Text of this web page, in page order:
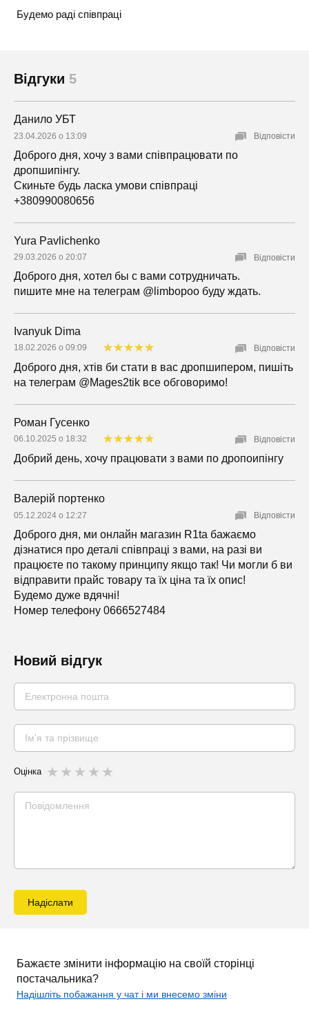
Будемо раді співпраці
Відгуки 5
Данило УБТ
23.04.2026 о 13:09
Доброго дня, хочу з вами співпрацювати по
дропшипінгу.
Скиньте будь ласка умови співпраці
+380990080656
Відповісти
Yura Pavlichenko
29.03.2026 о 20:07
Доброго дня, хотел бы с вами сотрудничать.
пишите мне на телеграм @limbopoo буду ждать.
Відповісти
Ivanyuk Dima
18.02.2026 о 09:09
Доброго дня, хтів би стати в вас дропшипером, пишіть
на телеграм @Mages2tik все обговоримо!
Відповісти
Роман Гусенко
06.10.2025 о 18:32
Добрий день, хочу працювати з вами по дропоипінгу
Відповісти
Валерій портенко
05.12.2024 о 12:27
Доброго дня, ми онлайн магазин R1ta бажаємо
дізнатися про деталі співпраці з вами, на разі ви
працюєте по такому принципу якщо так! Чи могли б ви
відправити прайс товару та їх ціна та їх опис!
Будемо дуже вдячні!
Номер телефону 0666527484
Відповісти
Новий відгук
Оцінка
Надіслати
Бажаєте змінити інформацію на своїй сторінці
постачальника?
Надішліть побажання у чат і ми внесемо зміни